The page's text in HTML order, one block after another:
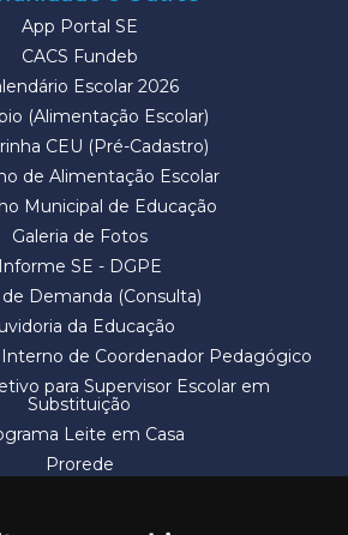
App Portal SE
CACS Fundeb
Escolar 2026
(Alimentação Escolar)
CEU (Pré-Cadastro)
de Alimentação Escolar
Municipal de Educação
Galeria de Fotos
Informe SE - DGPE
de Demanda (Consulta)
da Educação
de Coordenador Pedagógico
para Supervisor Escolar em
Substituição
Leite em Casa
Prorede